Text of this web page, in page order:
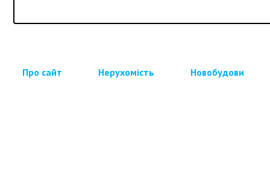
Про сайт Нерухомість Новобудови